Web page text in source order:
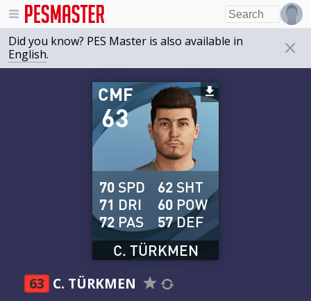
Did you know? PES Master is also available in
English.
63
CMF
C. TÜRKMEN
70 SPD
71 DRI
72 PAS
62 SHT
60 POW
57DEF
63 C. TÜRKMEN